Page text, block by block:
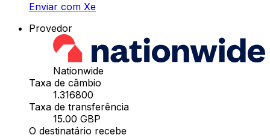
Enviar com Xe
Provedor
Nationwide
Taxa de câmbio
1.316800
Taxa de transferência
15.00 GBP
O destinatário recebe